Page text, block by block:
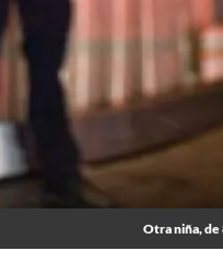
Otra niña, de